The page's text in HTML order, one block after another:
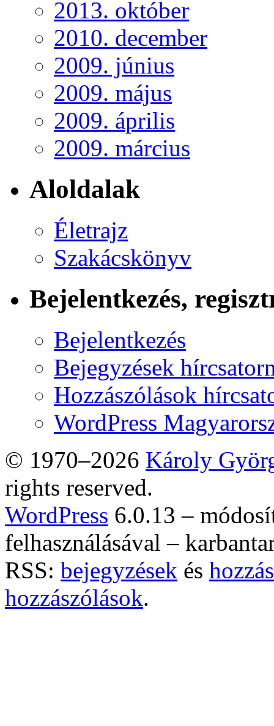
2013. október
2010. december
2009. június
2009. május
2009. április
2009. március
Aloldalak
Életrajz
Szakácskönyv
Bejelentkezés,
Bejelentkezés
Bejegyzések
Hozzászólások
WordPress
© 1970–2026 Károly
rights reserved.
WordPress 6.0.13 –
felhasználásával –
RSS: bejegyzések és
hozzászólások.